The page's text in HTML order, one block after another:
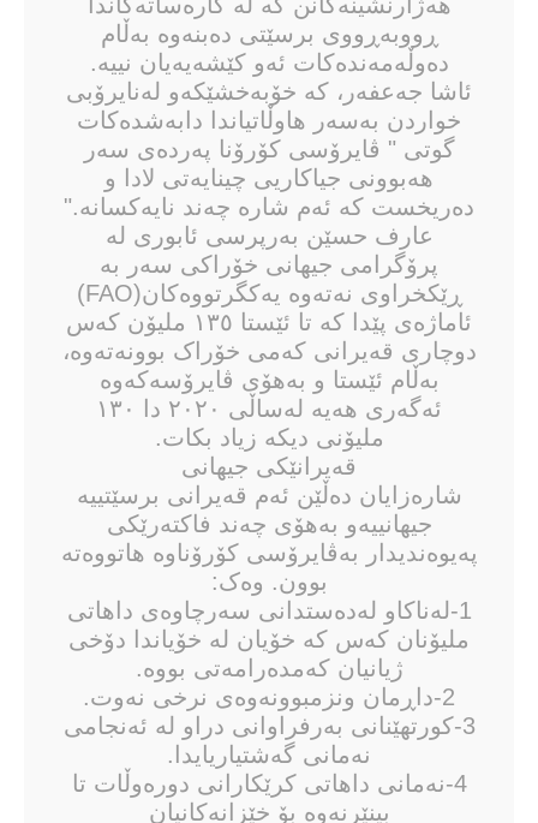
هەژارنشینەکانن کە لە کارەساتەکاندا
ڕووبەڕووی برسێتی دەبنەوە بەڵام
دەوڵەمەندەكات ئەو كێشەیەیان نییە.
ئاشا جەعفەر، کە خۆبەخشێکەو لەنایرۆبی
خواردن بەسەر هاوڵاتیاندا دابەشدەکات
گوتی " ڤایرۆسی کۆرۆنا پەردەی سەر
هەبوونی جیاکاریی چینایەتی لادا و
دەریخست کە ئەم شارە چەند نایەکسانە."
عارف حسێن بەرپرسی ئابوری لە
پرۆگرامی جیهانی خۆراکی سەر بە
ڕێكخراوی نەتەوە یەکگرتووەکان(FAO)
ئاماژەی پێدا کە تا ئێستا ١٣٥ ملیۆن کەس
دوچاری قەیرانی كەمی خۆراک بوونەتەوە،
بەڵام ئێستا و بەهۆی ڤایرۆسەکەوە
ئەگەری هەیە لەساڵی ٢٠٢٠ دا ١٣٠
ملیۆنی دیکە زیاد بکات.
قەیرانێکی جیهانی
شارەزایان دەڵێن ئەم قەیرانی برسێتییە
جیهانییەو بەهۆی چەند فاکتەرێکی
پەیوەندیدار بەڤایرۆسی کۆرۆناوە هاتووەتە
بوون. وەک:
1-لەناکاو لەدەستدانی سەرچاوەی داهاتی
ملیۆنان کەس کە خۆیان لە خۆیاندا دۆخی
ژیانیان کەمدەرامەتی بووە.
2-داڕمان ونزمبوونەوەی نرخی نەوت.
3-کورتهێنانی بەرفراوانی دراو لە ئەنجامی
نەمانی گەشتیاریایدا.
4-نەمانی داهاتی کرێکارانی دورەوڵات تا
بینێرنەوە بۆ خێزانەکانیان